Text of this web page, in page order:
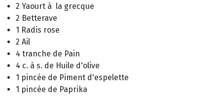
2 Yaourt à la grecque
2 Betterave
1 Radis rose
2 Ail
4 tranche de Pain
4 c. à s. de Huile d'olive
1 pincée de Piment d'espelette
1 pincée de Paprika